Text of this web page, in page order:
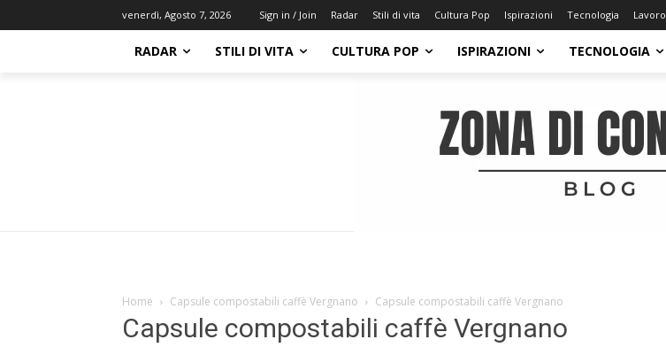
venerdì, Agosto 7, 2026 Sign in / Join Radar Stili di vita Cultura Pop Ispirazioni Tecnologia Lavoro
RADAR STILI DI VITA CULTURA POP ISPIRAZIONI TECNOLOGIA
Home Capsule compostabili caffè Vergnano Capsule compostabili caffè Vergnano
Capsule compostabili caffè Vergnano